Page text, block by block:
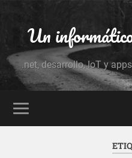
Un
.net, desarrollo, IoT y